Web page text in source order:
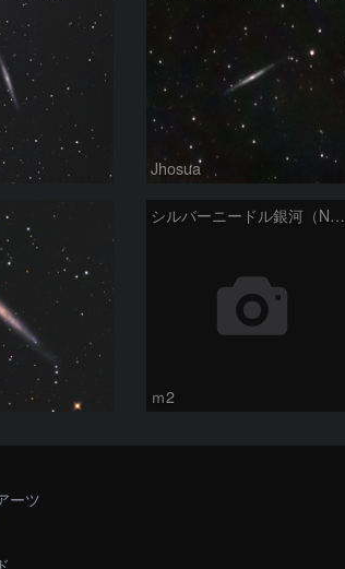
Jhosua
シルバーニードル銀河（NGC4244）
ｍ2
ーツ